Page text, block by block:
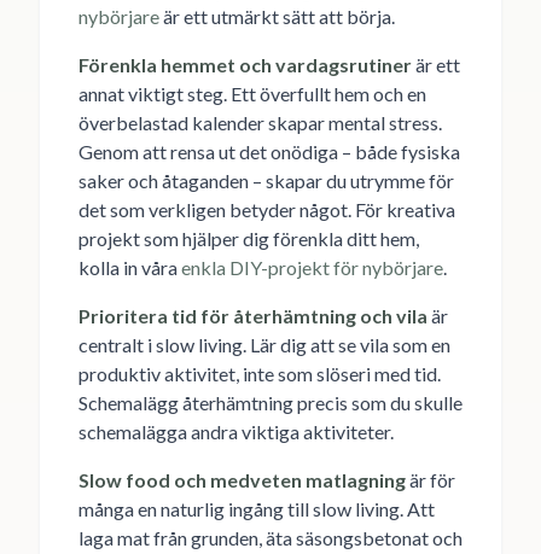
nybörjareär ett utmärkt sätt att börja.
Förenkla hemmet och vardagsrutinerär ett
annat viktigt steg. Ett överfullt hem och en
överbelastad kalender skapar mental stress.
Genom att rensa ut det onödiga – både fysiska
saker och åtaganden – skapar du utrymme för
det som verkligen betyder något. För kreativa
projekt som hjälper dig förenkla ditt hem,
kolla in våraenkla DIY-projekt för nybörjare.
Prioritera tid för återhämtning och vila är
centralt i slow living. Lär dig att se vila som en
produktiv aktivitet, inte som slöseri med tid.
Schemalägg återhämtning precis som du skulle
schemalägga andra viktiga aktiviteter.
Slow food och medveten matlagningär för
många en naturlig ingång till slow living. Att
laga mat från grunden, äta säsongsbetonat och